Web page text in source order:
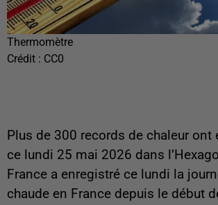
Thermomètre
Crédit : CC0
Plus de 300 records de chaleur ont
ce lundi 25 mai 2026 dans
France a enregistré ce lundi la
chaude en France depuis le début